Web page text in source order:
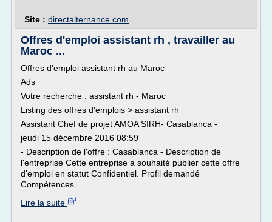
Site : directalternance.com
Offres d'emploi assistant rh , travailler au
Maroc ...
Offres d'emploi assistant rh au Maroc
Ads
Votre recherche : assistant rh - Maroc
Listing des offres d'emplois > assistant rh
Assistant Chef de projet AMOA SIRH- Casablanca -
jeudi 15 décembre 2016 08:59
- Description de l'offre : Casablanca - Description de
l'entreprise Cette entreprise a souhaité publier cette offre
d'emploi en statut Confidentiel. Profil demandé
Compétences...
Lire la suite